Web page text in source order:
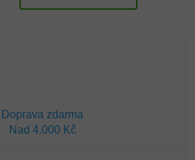
Doprava zdarma
Nad 4.000 Kč